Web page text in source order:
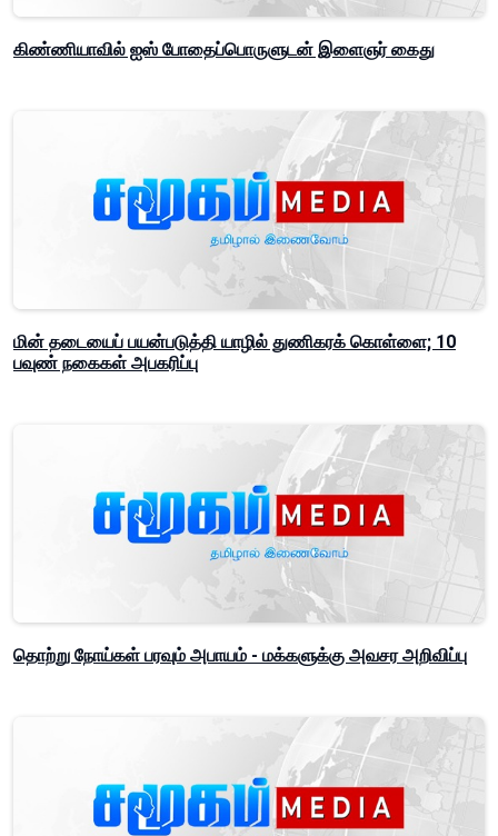
கிண்ணியாவில் ஐஸ் போதைப்பொருளுடன் இளைஞர் கைது
மின் தடையைப் பயன்படுத்தி யாழில் துணிகரக் கொள்ளை; 10
பவுண் நகைகள் அபகரிப்பு
தொற்று நோய்கள் பரவும் அபாயம் - மக்களுக்கு அவசர அறிவிப்பு